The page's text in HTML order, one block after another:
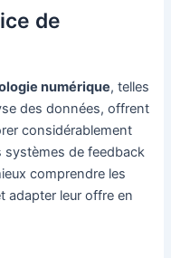
de
numérique, telles
des données, offrent
considérablement
systèmes de feedback
comprendre les
adapter leur offre en